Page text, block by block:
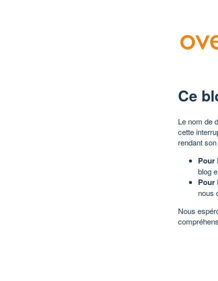
Ce
Le nom de
cette
rendant
Pour
blog
Pour
nous
Nous